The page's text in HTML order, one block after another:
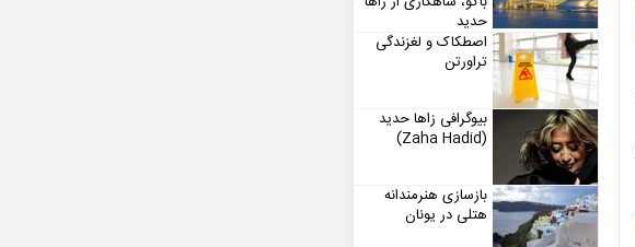
حدید
اصطکاک و لغزندگی
تراورتن
بیوگرافی زاها حدید
(Zaha Hadid)
بازسازی هنرمندانه
هتلی در یونان